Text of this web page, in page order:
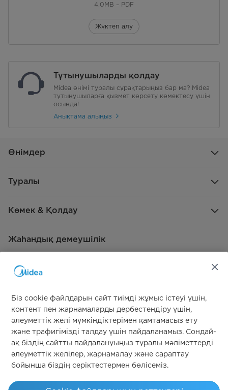
4.0MB – PDF
Жүктеп алу
Тұтынушыларды қолдау
Midea өнімі туралы сұрақтарыңыз бар ма? Midea
тұтынушыларға қызмет көрсету көмектесу үшін
осында!
Анықтама алыңыз
Өнімдер
Туралы
Көмек & Қолдау
Жаһандық демеушілік
Бізге қосылыңыз
Simply ideal
Біз cookie файлдарын сайт тиімді жұмыс істеуі үшін,
контент пен жарнамаларды дербестендіру үшін,
әлеуметтік желі мүмкіндіктерімен қамтамасыз ету
және трафигімізді талдау үшін пайдаланамыз. Сондай-
ақ біздің сайтты пайдалануыңыз туралы мәліметтерді
әлеуметтік желілер, жарнамалау және сараптау
бойынша біздің серіктестермен бөлісеміз.